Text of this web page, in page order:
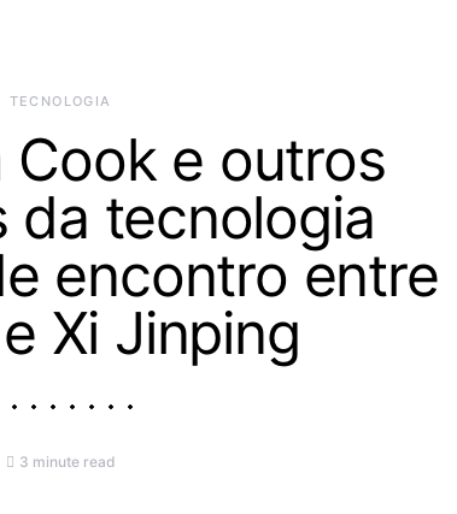
TECNOLOGIA
Cook e outros
da tecnologia
encontro entre
Xi Jinping
3 minute read